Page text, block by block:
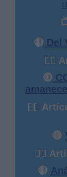
🔴 Del
✍🏻
🔴
✍🏻
🔴
✍🏻
🔴